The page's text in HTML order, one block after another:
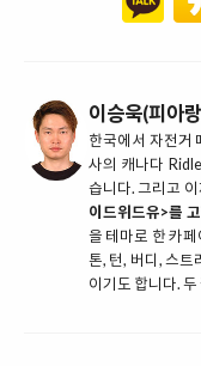
이승욱(피아
한국에서 자전거
사의 캐나다
습니다. 그리고 이
이드위드유>를
을 테마로 한 카
톤, 턴, 버디, 스트
이기도 합니다.